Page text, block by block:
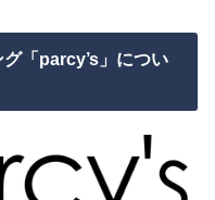
「parcy’s」につい